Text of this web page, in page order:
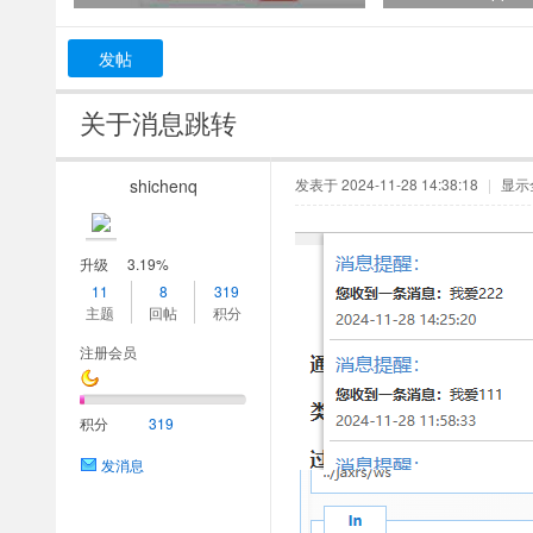
发帖
关于消息跳转
shichenq
升级
3.19%
11
主题
8
回帖
319
积分
注册会员
积分 319
发消息
发表于 2024-11-28 14:38:18 | 显